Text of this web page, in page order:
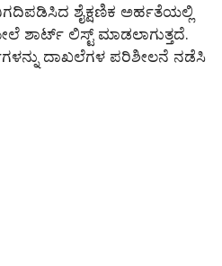
ಶೈಕ್ಷಣಿಕ ಅರ್ಹತೆಯಲ್ಲಿ
ಶಾರ್ಟ್ ಲಿಸ್ಟ್ ಮಾಡಲಾಗುತ್ತದೆ.
ದಾಖಲೆಗಳ ಪರಿಶೀಲನೆ ನಡೆಸಿ